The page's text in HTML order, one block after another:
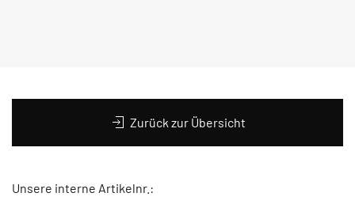
Zurück zur Übersicht
Unsere interne Artikelnr.: